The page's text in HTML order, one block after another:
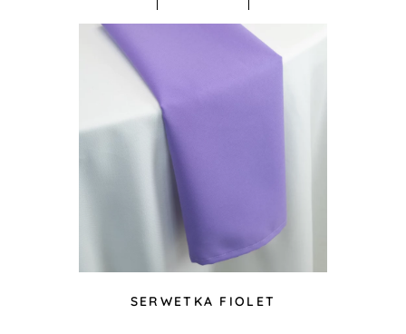
SERWETKA FIOLET